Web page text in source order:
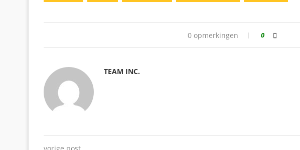
0 opmerkingen 0
TEAM INC.